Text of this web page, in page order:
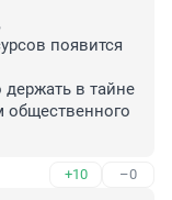
появится
в тайне
общественного
+10 –0